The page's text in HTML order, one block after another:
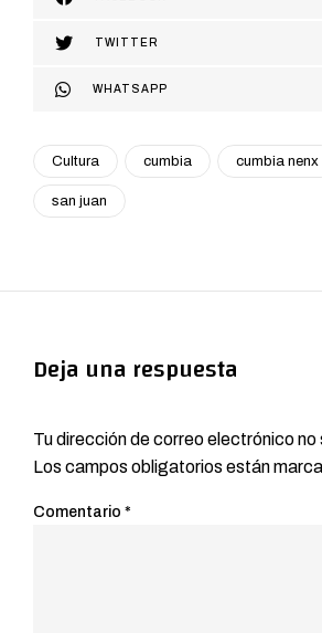
TWITTER
WHATSAPP
Cultura cumbia cumbia nenx
san juan
Deja una respuesta
Tu dirección de correo electrónico no
Los campos obligatorios están
Comentario *